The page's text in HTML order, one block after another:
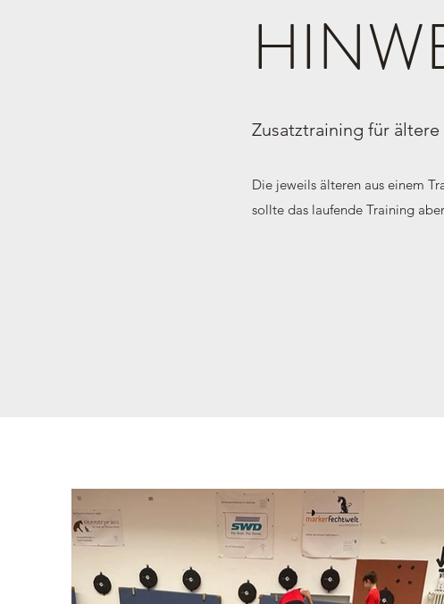
Zusatztraining für ältere
Die jeweils älteren aus einem
sollte das laufende Training